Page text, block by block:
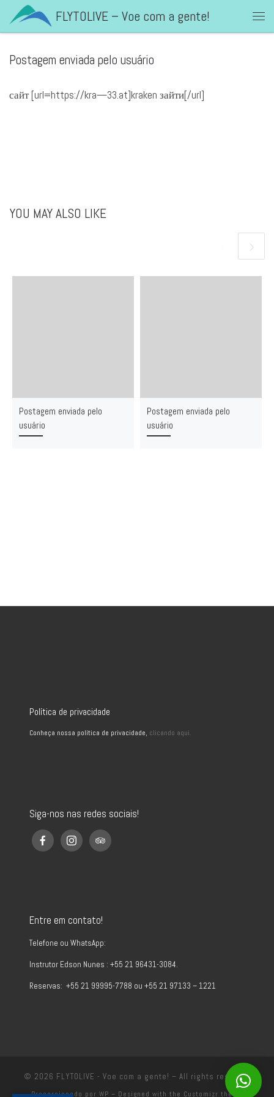
Skip to contentFLYTOLIVE – Voe com a gente!
Postagem enviada pelo usuário
сайт [url=https://kra—33.at]kraken зайти[/url]
YOU MAY ALSO LIKE
Postagem enviada pelo
usuário
Postagem enviada pelo
usuário
Política de privacidade
Conheça nossa política de privacidade, clicando aqui.
Siga-nos nas redes sociais!
Entre em contato!
Telefone ou WhatsApp:
Instrutor Edson Nunes : +55 21 96431-3084.
Reservas: +55 21 99995-7788 ou +55 21 97133 – 1221
© 2026 FLYTOLIVE - Voe com a gente! – All rights reserved
Proporcionado por WP – Designed with the Customizr theme